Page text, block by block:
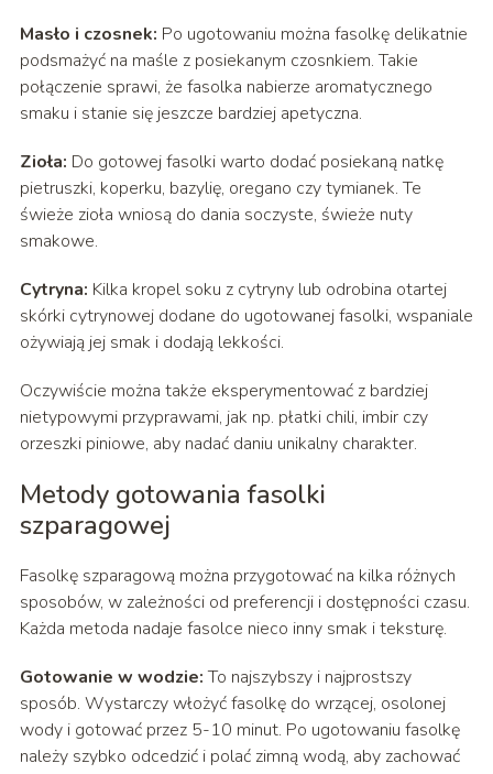
Masło i czosnek: Po ugotowaniu można fasolkę delikatnie
podsmażyć na maśle z posiekanym czosnkiem. Takie
połączenie sprawi, że fasolka nabierze aromatycznego
smaku i stanie się jeszcze bardziej apetyczna.
Zioła: Do gotowej fasolki warto dodać posiekaną natkę
pietruszki, koperku, bazylię, oregano czy tymianek. Te
świeże zioła wniosą do dania soczyste, świeże nuty
smakowe.
Cytryna: Kilka kropel soku z cytryny lub odrobina otartej
skórki cytrynowej dodane do ugotowanej fasolki, wspaniale
ożywiają jej smak i dodają lekkości.
Oczywiście można także eksperymentować z bardziej
nietypowymi przyprawami, jak np. płatki chili, imbir czy
orzeszki piniowe, aby nadać daniu unikalny charakter.
Metody gotowania fasolki
szparagowej
Fasolkę szparagową można przygotować na kilka różnych
sposobów, w zależności od preferencji i dostępności czasu.
Każda metoda nadaje fasolce nieco inny smak i teksturę.
Gotowanie w wodzie:To najszybszy i najprostszy
sposób. Wystarczy włożyć fasolkę do wrzącej, osolonej
wody i gotować przez 5-10 minut. Po ugotowaniu fasolkę
należy szybko odcedzić i polać zimną wodą, aby zachować